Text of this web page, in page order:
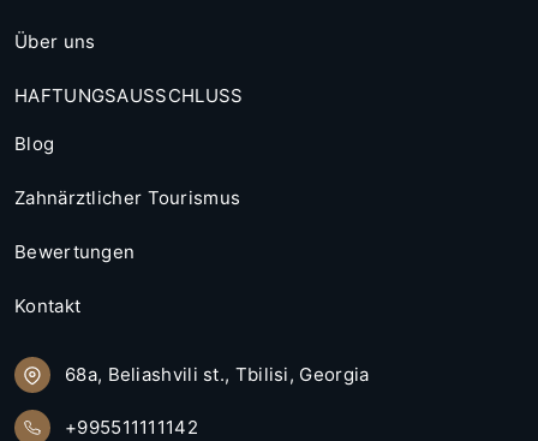
Über uns
HAFTUNGSAUSSCHLUSS
Blog
Zahnärztlicher Tourismus
Bewertungen
Kontakt
68a, Beliashvili st., Tbilisi, Georgia
+995511111142